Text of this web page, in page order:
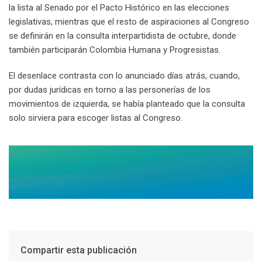
la lista al Senado por el Pacto Histórico en las elecciones
legislativas, mientras que el resto de aspiraciones al Congreso
se definirán en la consulta interpartidista de octubre, donde
también participarán Colombia Humana y Progresistas.
El desenlace contrasta con lo anunciado días atrás, cuando,
por dudas jurídicas en torno a las personerías de los
movimientos de izquierda, se había planteado que la consulta
solo sirviera para escoger listas al Congreso.
Compartir esta publicación